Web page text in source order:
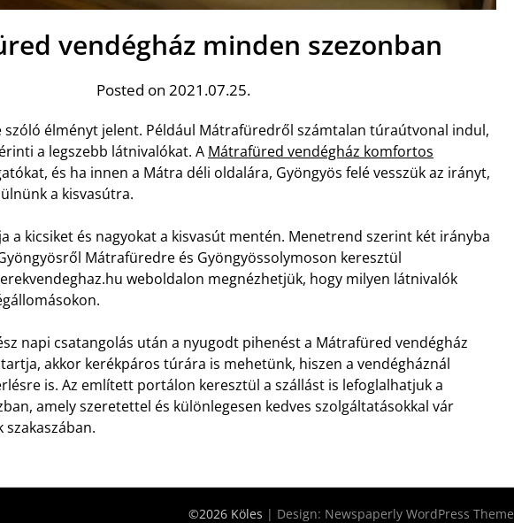
vendégház minden szezonban
Posted on 2021.07.25.
élményt jelent. Például Mátrafüredről számtalan túraútvonal indul,
a legszebb látnivalókat. A Mátrafüred vendégház komfortos
és ha innen a Mátra déli oldalára, Gyöngyös felé vesszük az irányt,
a kisvasútra.
a kicsiket és nagyokat a kisvasút mentén. Menetrend szerint két irányba
Mátrafüredre és Gyöngyössolymoson keresztül
weboldalon megnézhetjük, hogy milyen látnivalók
napi csatangolás után a nyugodt pihenést a Mátrafüred vendégház
akkor kerékpáros túrára is mehetünk, hiszen a vendégháznál
is. Az említett portálon keresztül a szállást is lefoglalhatjuk a
amely szeretettel és különlegesen kedves szolgáltatásokkal vár
©2026 Köles | Design: Newspaperly WordPress Theme